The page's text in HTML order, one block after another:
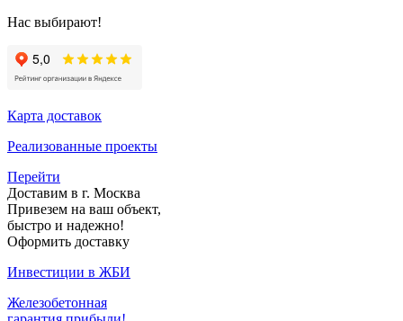
Нас выбирают!
Карта доставок
Реализованные проекты
Перейти
Доставим в г. Москва
Привезем на ваш объект,
быстро и надежно!
Оформить доставку
Инвестиции в ЖБИ
Железобетонная